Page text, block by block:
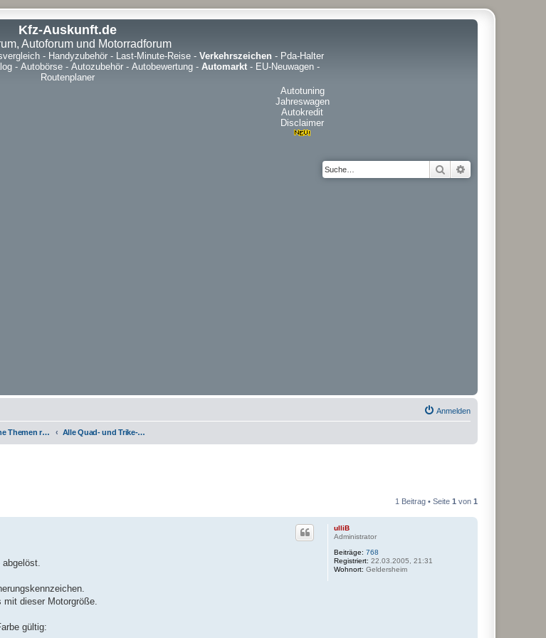
Kfz-Auskunft.de
Autoforum und Motorradforum
- Handyzubehör- Last-Minute-Reise- Verkehrszeichen- Pda-Halter
- Autobörse - Autozubehör - Autobewertung - Automarkt - EU-Neuwagen -
Routenplaner
Autotuning
Jahreswagen
Autokredit
Disclaimer
Suche
Anmelden
Allgemeine Themen rund um Motorräder, Trikes, Quads, ATVs, zweirädrige Kleinkrafträder, Mopedautos und Microcars Alle Quad- und Trike-Hersteller, Lob & Kritik
1 Beitrag • Seite 1 von 1
ulliB
Administrator
Beiträge: 768
Registriert: 22.03.2005, 21:31
Wohnort: Geldersheim
dieser Motorgröße.
gültig: